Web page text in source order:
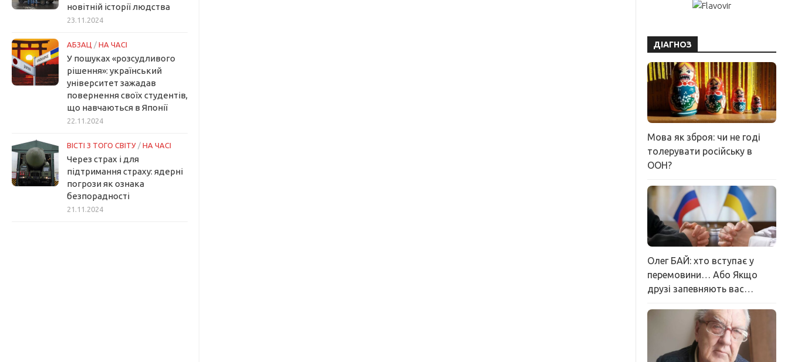
новітній історії людства
23.11.2024
АБЗАЦ / НА ЧАСІ
У пошуках «розсудливого
рішення»: український
університет зажадав
повернення своїх студентів,
що навчаються в Японії
22.11.2024
ВІСТІ З ТОГО СВІТУ / НА ЧАСІ
Через страх і для
підтримання страху: ядерні
погрози як ознака
безпорадності
21.11.2024
ДІАГНОЗ
Мова як зброя: чи не годі
толерувати російську в
ООН?
Олег БАЙ: хто вступає у
перемовини… Або Якщо
друзі запевняють вас…